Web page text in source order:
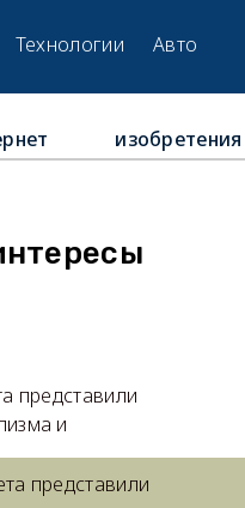
Технологии Авто
изобретения
представили
и
представили